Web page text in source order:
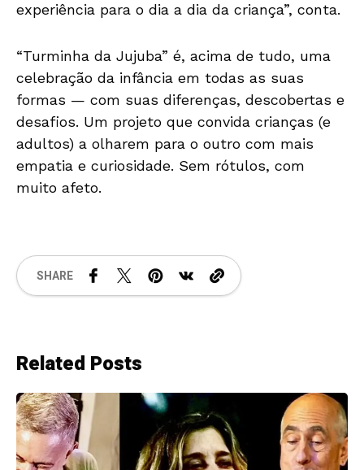
experiência para o dia a dia da criança”, conta.
“Turminha da Jujuba” é, acima de tudo, uma
celebração da infância em todas as suas
formas — com suas diferenças, descobertas e
desafios. Um projeto que convida crianças (e
adultos) a olharem para o outro com mais
empatia e curiosidade. Sem rótulos, com
muito afeto.
SHARE
Related Posts